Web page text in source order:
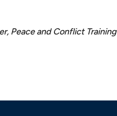
Peace and Conflict